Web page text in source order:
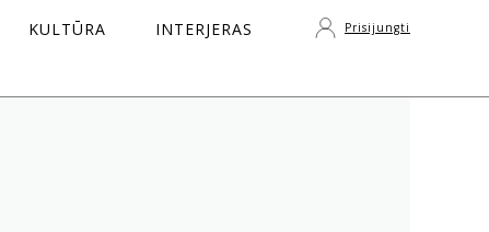
KULTŪRA
INTERJERAS
Prisijungti